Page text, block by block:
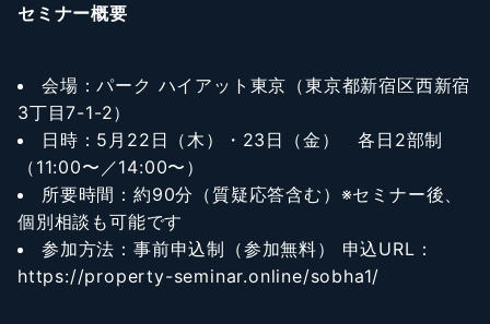
セミナー概要
会場：パーク ハイアット東京（東京都新宿区西新宿
3丁目7-1-2）
日時：5月22日（木）・23日（金） 各日2部制
（11:00〜／14:00〜）
所要時間：約90分（質疑応答含む）※セミナー後、
個別相談も可能です
参加方法：事前申込制（参加無料） 申込URL：
https://property-seminar.online/sobha1/